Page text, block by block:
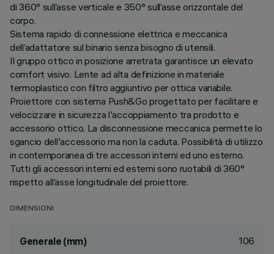
di 360° sull’asse verticale e 350° sull’asse orizzontale del
corpo.
Sistema rapido di connessione elettrica e meccanica
dell’adattatore sul binario senza bisogno di utensili.
Il gruppo ottico in posizione arretrata garantisce un elevato
comfort visivo. Lente ad alta definizione in materiale
termoplastico con filtro aggiuntivo per ottica variabile.
Proiettore con sistema Push&Go progettato per facilitare e
velocizzare in sicurezza l'accoppiamento tra prodotto e
accessorio ottico. La disconnessione meccanica permette lo
sgancio dell'accessorio ma non la caduta. Possibilità di utilizzo
in contemporanea di tre accessori interni ed uno esterno.
Tutti gli accessori interni ed esterni sono ruotabili di 360°
rispetto all’asse longitudinale del proiettore.
DIMENSIONI
Generale (mm) 106